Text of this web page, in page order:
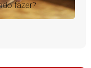
fazer?